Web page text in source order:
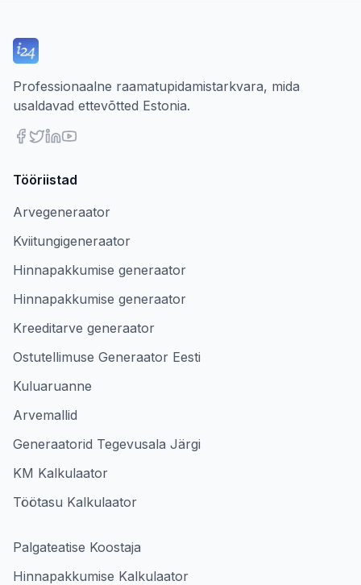
Professionaalne raamatupidamistarkvara, mida
usaldavad ettevõtted Estonia.
Tööriistad
Arvegeneraator
Kviitungigeneraator
Hinnapakkumise generaator
Hinnapakkumise generaator
Kreeditarve generaator
Ostutellimuse Generaator Eesti
Kuluaruanne
Arvemallid
Generaatorid Tegevusala Järgi
KM Kalkulaator
Töötasu Kalkulaator
Palgateatise Koostaja
Hinnapakkumise Kalkulaator